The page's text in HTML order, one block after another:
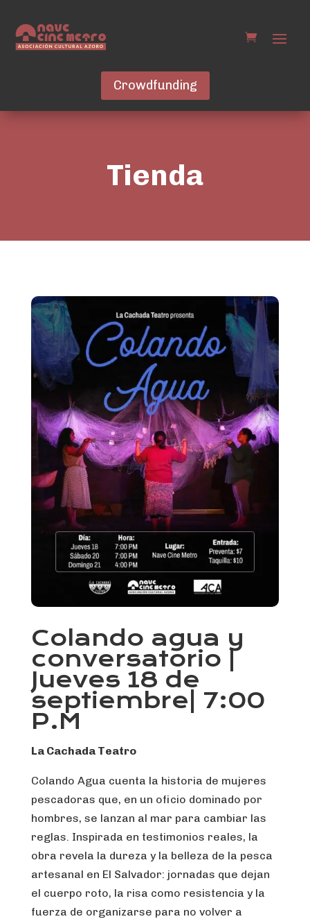
Crowdfunding
Tienda
Colando agua y
conversatorio |
Jueves 18 de
septiembre| 7:00
P.M
La Cachada Teatro
Colando Agua cuenta la historia de mujeres
pescadoras que, en un oficio dominado por
hombres, se lanzan al mar para cambiar las
reglas. Inspirada en testimonios reales, la
obra revela la dureza y la belleza de la pesca
artesanal en El Salvador: jornadas que dejan
el cuerpo roto, la risa como resistencia y la
fuerza de organizarse para no volver a